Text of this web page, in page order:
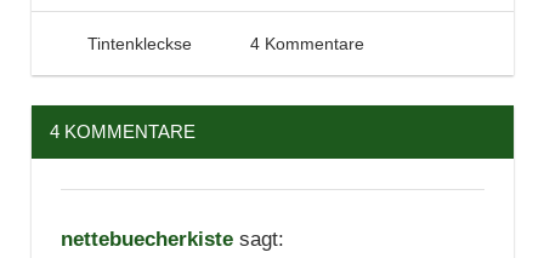
6. Februar 2015
Tintenhain
Tintenkleckse 4 Kommentare
4 KOMMENTARE
nettebuecherkiste sagt: